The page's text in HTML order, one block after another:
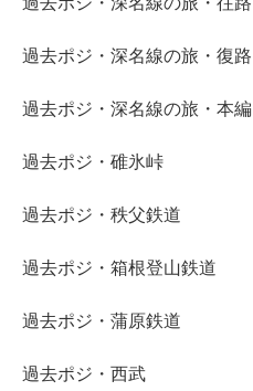
過去ポジ・深名線の旅・復路
過去ポジ・深名線の旅・本編
過去ポジ・碓氷峠
過去ポジ・秩父鉄道
過去ポジ・箱根登山鉄道
過去ポジ・蒲原鉄道
過去ポジ・西武